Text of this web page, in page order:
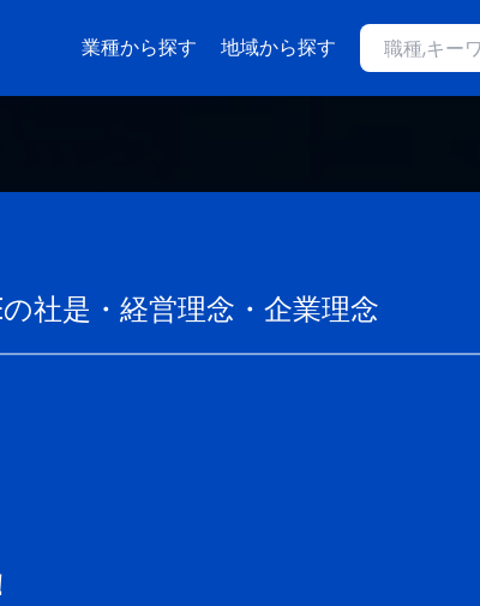
業種から探す 地域から探す
の社是・経営理念・企業理念